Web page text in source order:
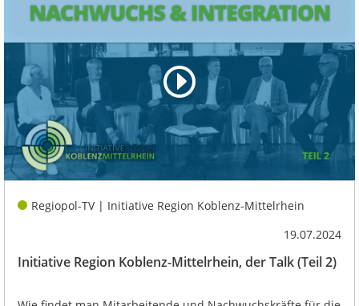
Regiopol-TV | Initiative Region Koblenz-Mittelrhein
19.07.2024
Initiative Region Koblenz-Mittelrhein, der Talk (Teil 2)